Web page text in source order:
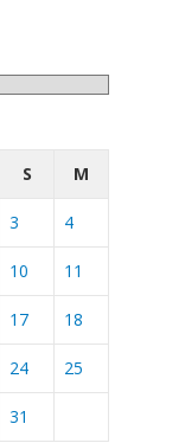
S M
3 4
10 11
17 18
24 25
31